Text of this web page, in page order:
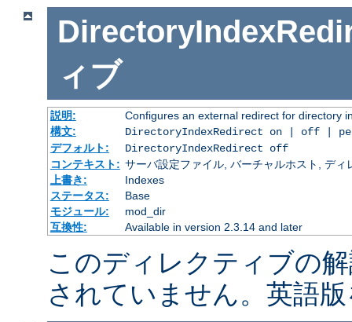
ィブ
説明:
Configures an external redirect for directory
構文:
DirectoryIndexRedirect on | off |
デフォルト:
DirectoryIndexRedirect off
コンテキスト: サーバ設定ファイル, バーチャルホスト, ディ
上書き:
Indexes
ステータス:
Base
モジュール:
mod_dir
互換性:
Available in version 2.3.14 and later
このディレクティブの
されていません。英語